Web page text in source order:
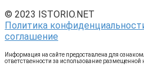
© 2023 ISTORIO.NET
Политика
соглашение
Информация на сайте предоставлена для
ответственности за использование